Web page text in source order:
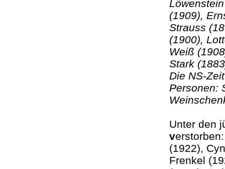
(1909),
Strauss
(1900),
Weiß
Stark
Die NS-
Personen:
Unter den
v
(1922),
Frenkel